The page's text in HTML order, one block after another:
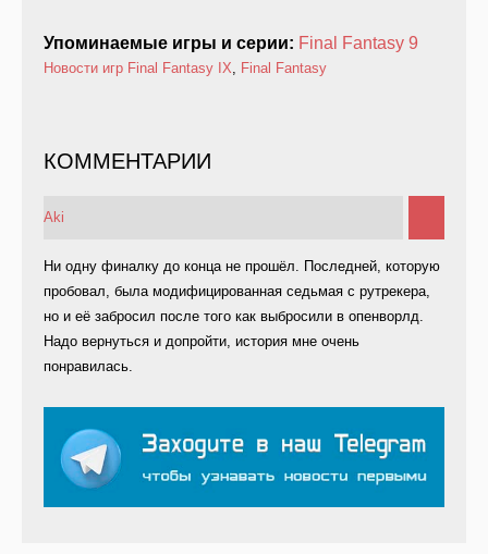
Упоминаемые игры и серии: Final Fantasy 9
Новости игр Final Fantasy IX, Final Fantasy
КОММЕНТАРИИ
Aki
Ни одну финалку до конца не прошёл. Последней, которую
пробовал, была модифицированная седьмая с рутрекера,
но и её забросил после того как выбросили в опенворлд.
Надо вернуться и допройти, история мне очень
понравилась.